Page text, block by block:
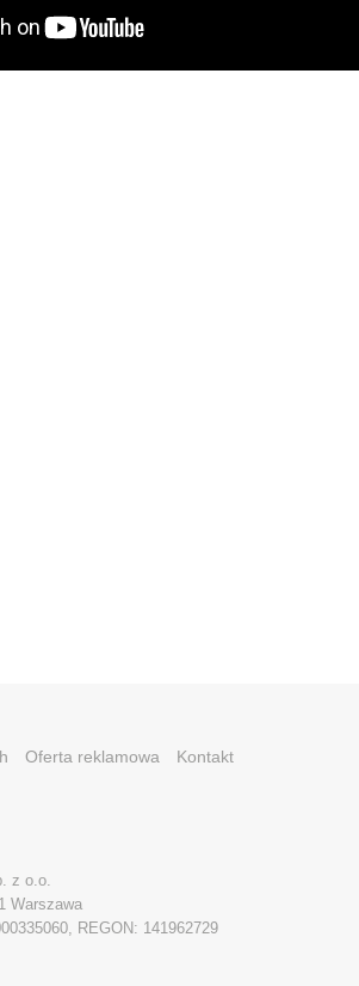
Oferta reklamowa Kontakt
z o.o.
Warszawa
REGON: 141962729